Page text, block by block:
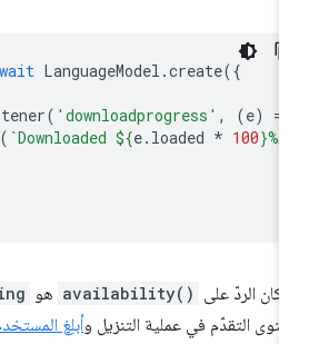
= await LanguageModel.create
('downloadprogress', e
log(`Downloaded ${e.loaded * 100
كان الردّ على availability() هو
التقدّم في عملية التنزيل وأبلِغ المستخدم،